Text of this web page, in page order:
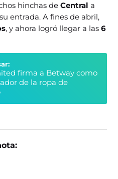
hinchas deCentral a
entrada. A fines de abril,
, y ahora logró llegar a las6
firma a Betway como
de la ropa de